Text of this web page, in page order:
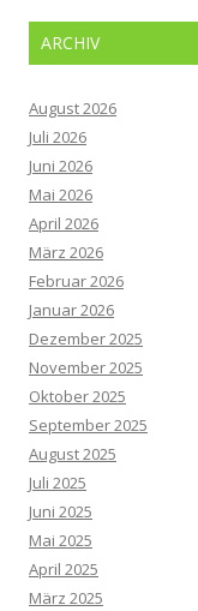
ARCHIV
August 2026
Juli 2026
Juni 2026
Mai 2026
April 2026
März 2026
Februar 2026
Januar 2026
Dezember 2025
November 2025
Oktober 2025
September 2025
August 2025
Juli 2025
Juni 2025
Mai 2025
April 2025
März 2025